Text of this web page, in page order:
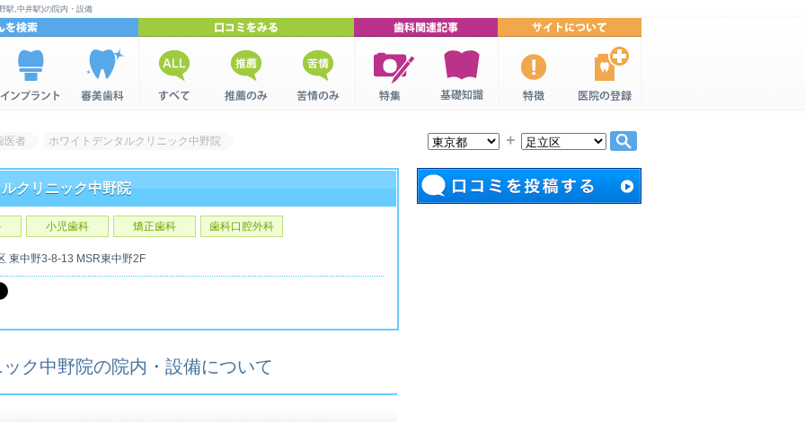
駅,中井駅)の院内・設備
を検索
検索
ミ
者の基礎知
識
科・歯医者
について
登録
医者 ホワイトデンタルクリニック中野院 ＋
クリニック中野院
小児歯科 矯正歯科 歯科口腔外科
東中野3-8-13 MSR東中野2F
ク中野院の院内・設備について